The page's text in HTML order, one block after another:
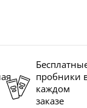
пробники
каждом
заказе